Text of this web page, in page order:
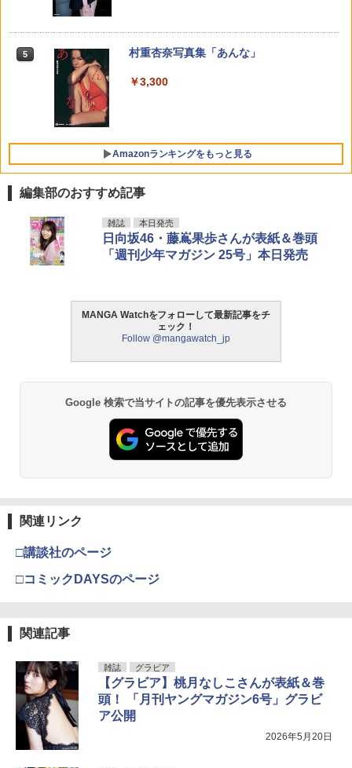
￥770
￥3,630
5
週刊少年サンデー 2026年35号（2026年
5
異世界居酒屋「のぶ」(22) (角川コミッ
￥-
5 村重杏奈写真集「あんな」
￥3,300
Amazonランキングをもっと見る
編集部のおすすめ記事
雑誌 本日発売
日向坂46・藤嶌果歩さんが表紙＆巻頭
「週刊少年マガジン 25号」本日発売
MANGA Watchをフォローして最新記事をチ
ェック！
Follow @mangawatch_jp
Google 検索で当サイトの記事を優先表示させる
関連リンク
□講談社のページ
□コミックDAYSのページ
関連記事
雑誌 グラビア
【グラビア】桃月なしこさんが表紙＆巻
頭！ 「月刊ヤングマガジン6号」グラビ
ア公開
2026年5月20日